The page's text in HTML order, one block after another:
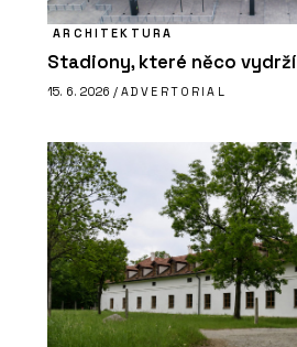
ARCHITEKTURA
Stadiony, které něco vydrží
15. 6. 2026 / ADVERTORIAL